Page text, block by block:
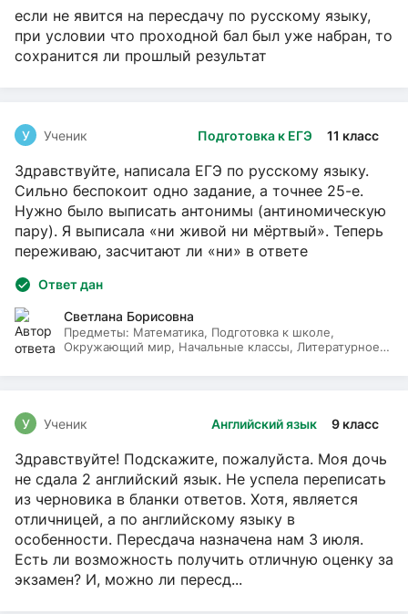
если не явится на пересдачу по русскому языку,
при условии что проходной бал был уже набран, то
сохранится ли прошлый результат
Подготовка к ЕГЭ 11 класс
У Ученик
Здравствуйте, написала ЕГЭ по русскому языку.
Сильно беспокоит одно задание, а точнее 25-е.
Нужно было выписать антонимы (антиномическую
пару). Я выписала «ни живой ни мёртвый». Теперь
переживаю, засчитают ли «ни» в ответе
Ответ дан
Светлана Борисовна
Предметы: Математика, Подготовка к школе,
Окружающий мир, Начальные классы, Литературное
Английский язык 9 класс
У Ученик
Здравствуйте! Подскажите, пожалуйста. Моя дочь
не сдала 2 английский язык. Не успела переписать
из черновика в бланки ответов. Хотя, является
отличницей, а по английскому языку в
особенности. Пересдача назначена нам 3 июля.
Есть ли возможность получить отличную оценку за
экзамен? И, можно ли пересд...